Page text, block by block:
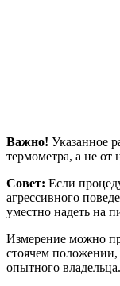
Важно! Указанное
термометра, а не от
Совет: Если
агрессивного
уместно надеть на
Измерение можно
стоячем положении,
опытного владельца.